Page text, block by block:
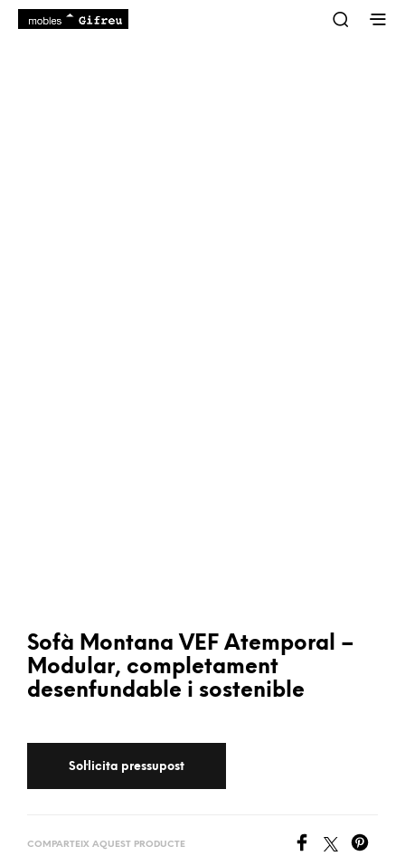
Sofà Montana VEF Atemporal –
Modular, completament
desenfundable i sostenible
COMPARTEIX AQUEST PRODUCTE